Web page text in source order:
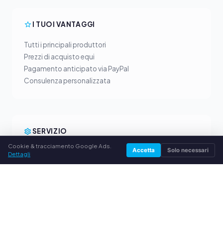
I TUOI VANTAGGI
Tutti i principali produttori
Prezzi di acquisto equi
Pagamento anticipato via PayPal
Consulenza personalizzata
SERVIZIO
Chi siamo
Informativa sulla privacy
Cookie & tracciamento Google Ads.
Dettagli
Accetta Solo necessari